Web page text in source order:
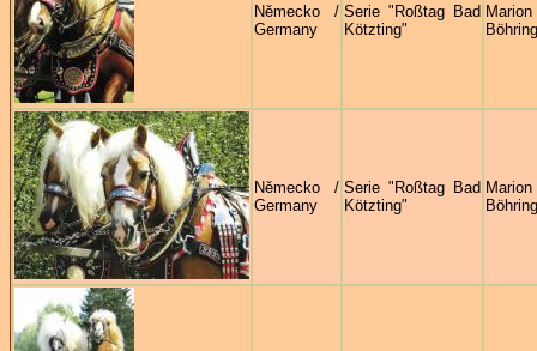
Německo /
Germany
Serie "Roßtag Bad
Kötzting"
Marion
Německo /
Germany
Serie "Roßtag Bad
Kötzting"
Marion